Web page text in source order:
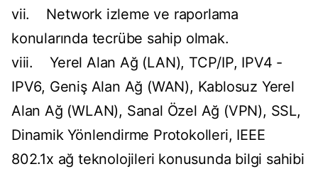
vii. Network izleme ve raporlama
konularında tecrübe sahip olmak.
viii. Yerel Alan Ağ (LAN), TCP/IP, IPV4 -
IPV6, Geniş Alan Ağ (WAN), Kablosuz Yerel
Alan Ağ (WLAN), Sanal Özel Ağ (VPN), SSL,
Dinamik Yönlendirme Protokolleri, IEEE
802.1x ağ teknolojileri konusunda bilgi sahibi